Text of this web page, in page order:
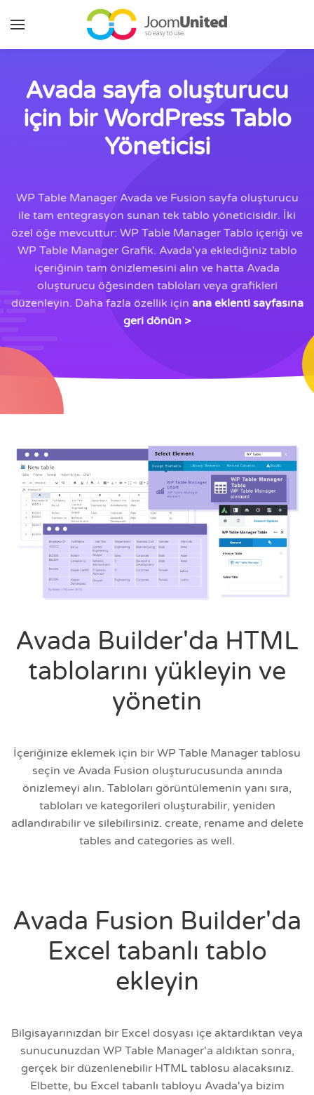
Ana içeriğe geç
Avada sayfa oluşturucu
için bir WordPress Tablo
Yöneticisi
WP Table Manager Avada ve Fusion sayfa oluşturucu
ile tam entegrasyon sunan tek tablo yöneticisidir. İki
özel öğe mevcuttur: WP Table Manager Tablo içeriği ve
WP Table Manager Grafik. Avada'ya eklediğiniz tablo
içeriğinin tam önizlemesini alın ve hatta Avada
oluşturucu öğesinden tabloları veya grafikleri
düzenleyin. Daha fazla özellik için ana eklenti sayfasına
geri dönün >
Avada Builder'da HTML
tablolarını yükleyin ve
yönetin
İçeriğinize eklemek için bir WP Table Manager tablosu
seçin ve Avada Fusion oluşturucusunda anında
önizlemeyi alın. Tabloları görüntülemenin yanı sıra,
tabloları ve kategorileri oluşturabilir, yeniden
adlandırabilir ve silebilirsiniz. create, rename and delete
tables and categories as well.
Avada Fusion Builder'da
Excel tabanlı tablo
ekleyin
Bilgisayarınızdan bir Excel dosyası içe aktardıktan veya
sunucunuzdan WP Table Manager'a aldıktan sonra,
gerçek bir düzenlenebilir HTML tablosu alacaksınız.
Elbette, bu Excel tabanlı tabloyu Avada'ya bizim